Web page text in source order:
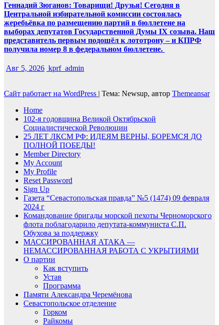
Геннадий Зюганов: Товарищи! Друзья! Сегодня в
Центральной избирательной комиссии состоялась
жеребьёвка по размещению партий в бюллетене на
выборах депутатов Государственной Думы IX созыва. Наш
представитель первым подошёл к лототрону – и КПРФ
получила номер 8 в федеральном бюллетене.
Авг 5, 2026 kprf_admin
Сайт работает на WordPress | Тема: Newsup, автор Themeansar
Home
102-я годовщина Великой Октябрьской
Социалистической Революции
25 ЛЕТ ЛКСМ РФ: ИДЕЯМ ВЕРНЫ, БОРЕМСЯ ДО
ПОЛНОЙ ПОБЕДЫ!
Member Directory
My Account
My Profile
Reset Password
Sign Up
Газета “Севастопольская правда” №5 (1474) 09 февраля
2024 г
Командование бригады морской пехоты Черноморского
флота поблагодарило депутата-коммуниста С.П.
Обухова за поддержку
МАССИРОВАННАЯ АТАКА —
НЕМАССИРОВАННАЯ РАБОТА С УКРЫТИЯМИ
О партии
Как вступить
Устав
Программа
Памяти Александра Черемёнова
Севастопольское отделение
Горком
Райкомы